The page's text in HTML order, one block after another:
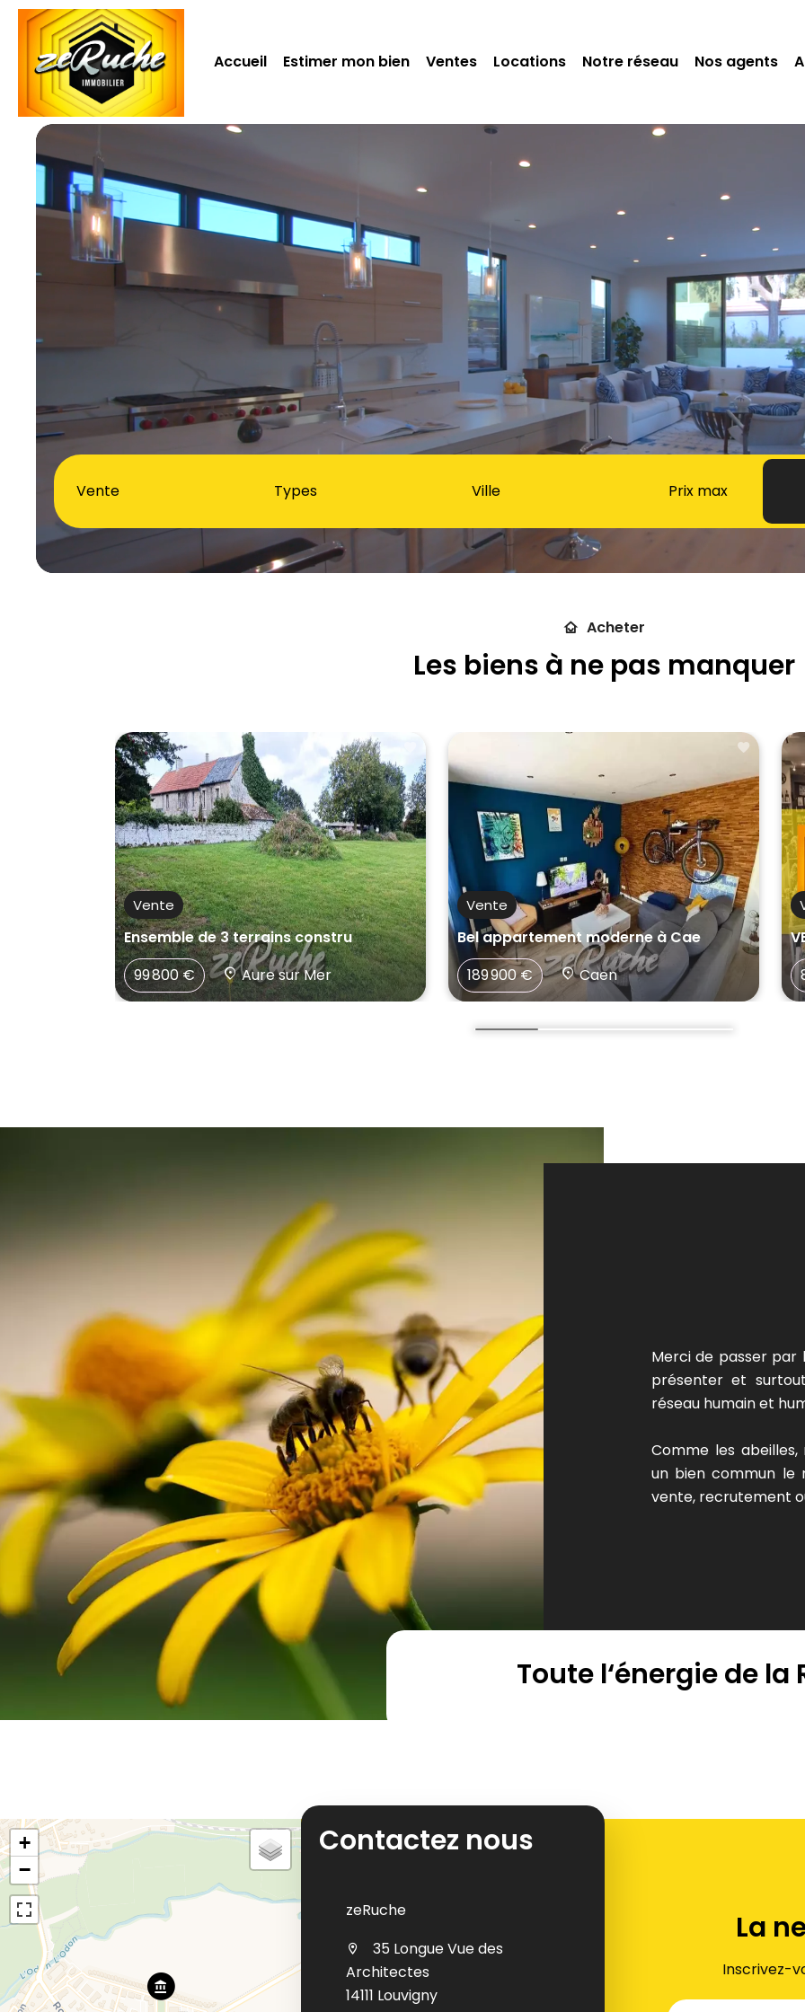
Accueil Estimer mon bien Ventes Locations Notre réseau Nos agents
Vente Types Ville
Acheter
Les biens à ne pas manquer
Vente
Ensemble de 3 terrains constru
99 800 €
Aure sur Mer
Vente
Bel appartement moderne à Cae
189 900 €
Caen
Merci de passer par
présenter et
réseau humain et
Comme les
un bien commun le
vente, recrutement
Toute l‘énergie de
+
−
Contactez nous
zeRuche
35 Longue Vue des
Architectes
14111 Louvigny
La
Inscrivez-